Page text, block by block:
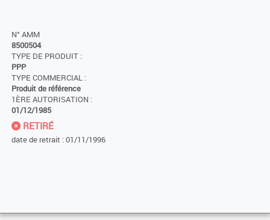
N° AMM
8500504
TYPE DE PRODUIT :
PPP
TYPE COMMERCIAL :
Produit de référence
1ÈRE AUTORISATION :
01/12/1985
RETIRÉ
date de retrait : 01/11/1996